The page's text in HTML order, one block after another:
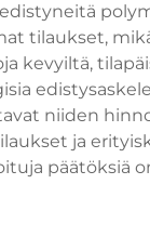
tilaukset,
kevyiltä,
niiden
ja
päätöksiä